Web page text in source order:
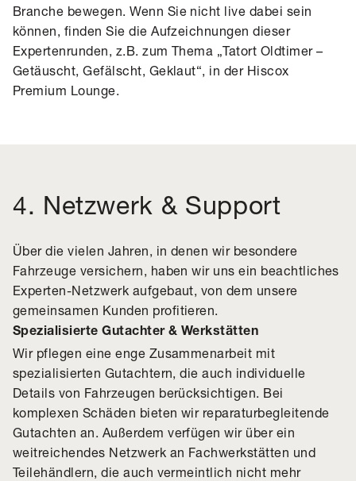
Branche bewegen. Wenn Sie nicht live dabei sein
können, finden Sie die Aufzeichnungen dieser
Expertenrunden, z.B. zum Thema „Tatort Oldtimer –
Getäuscht, Gefälscht, Geklaut“, in der Hiscox
Premium Lounge.
4. Netzwerk & Support
Über die vielen Jahren, in denen wir besondere
Fahrzeuge versichern, haben wir uns ein beachtliches
Experten-Netzwerk aufgebaut, von dem unsere
gemeinsamen Kunden profitieren.
Spezialisierte Gutachter & Werkstätten
Wir pflegen eine enge Zusammenarbeit mit
spezialisierten Gutachtern, die auch individuelle
Details von Fahrzeugen berücksichtigen. Bei
komplexen Schäden bieten wir reparaturbegleitende
Gutachten an. Außerdem verfügen wir über ein
weitreichendes Netzwerk an Fachwerkstätten und
Teilehändlern, die auch vermeintlich nicht mehr